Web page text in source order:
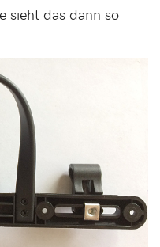
sieht das dann so